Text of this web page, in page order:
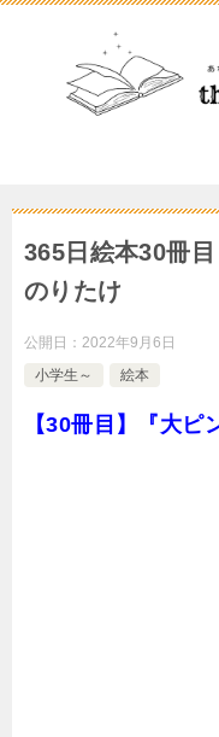
365日絵本30冊
のりたけ
公開日： 2022年9月6日
小学生～
絵本
【30冊目】『大ピ